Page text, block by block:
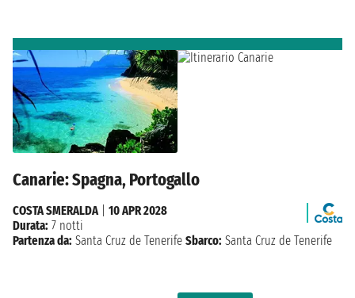
Canarie: Spagna, Portogallo
COSTA SMERALDA| 10 APR 2028
Durata: 7 notti
Partenza da: Santa Cruz de Tenerife Sbarco: Santa Cruz de Tenerife